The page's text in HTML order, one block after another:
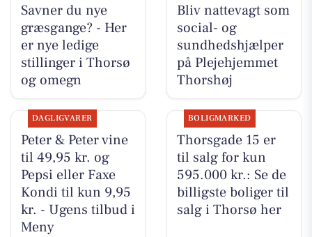
Savner du nye
græsgange? - Her
er nye ledige
stillinger i Thorsø
og omegn
Bliv nattevagt som
social- og
sundhedshjælper
på Plejehjemmet
Thorshøj
DAGLIGVARER
Peter & Peter vine
til 49,95 kr. og
Pepsi eller Faxe
Kondi til kun 9,95
kr. - Ugens tilbud i
Meny
BOLIGMARKED
Thorsgade 15 er
til salg for kun
595.000 kr.: Se de
billigste boliger til
salg i Thorsø her